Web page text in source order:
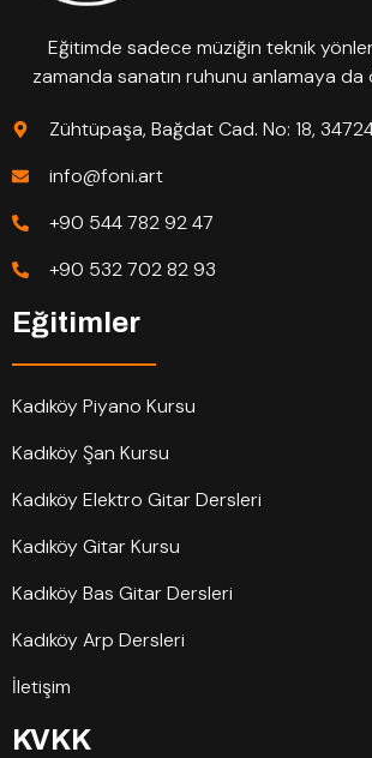
Eğitimde sadece müziğin teknik
zamanda sanatın ruhunu anlamaya da
Zühtüpaşa, Bağdat Cad. No: 18,
info@foni.art
+90 544 782 92 47
+90 532 702 82 93
Eğitimler
Kadıköy Piyano Kursu
Kadıköy Şan Kursu
Kadıköy Elektro Gitar Dersleri
Kadıköy Gitar Kursu
Kadıköy Bas Gitar Dersleri
Kadıköy Arp Dersleri
İletişim
KVKK